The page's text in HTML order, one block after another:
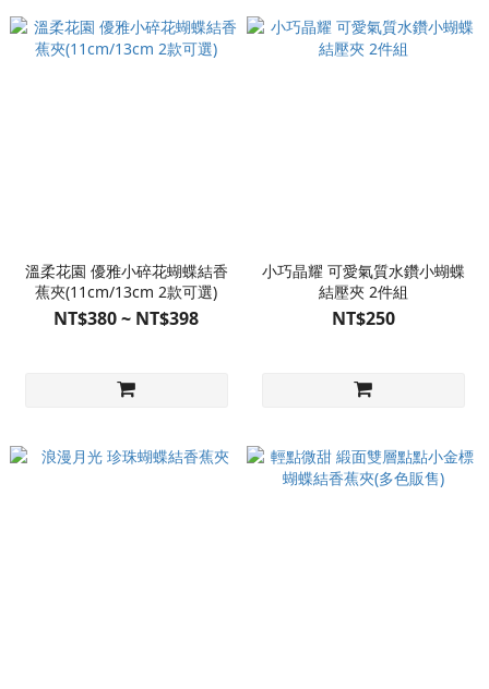
溫柔花園 優雅小碎花蝴蝶結香
蕉夾(11cm/13cm 2款可選)
NT$380 ~ NT$398
小巧晶耀 可愛氣質水鑽小蝴蝶
結壓夾 2件組
NT$250